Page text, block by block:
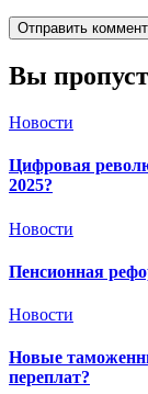
Вы
Новости
Цифровая
2025?
Новости
Пенсионная
Новости
Новые
переплат?